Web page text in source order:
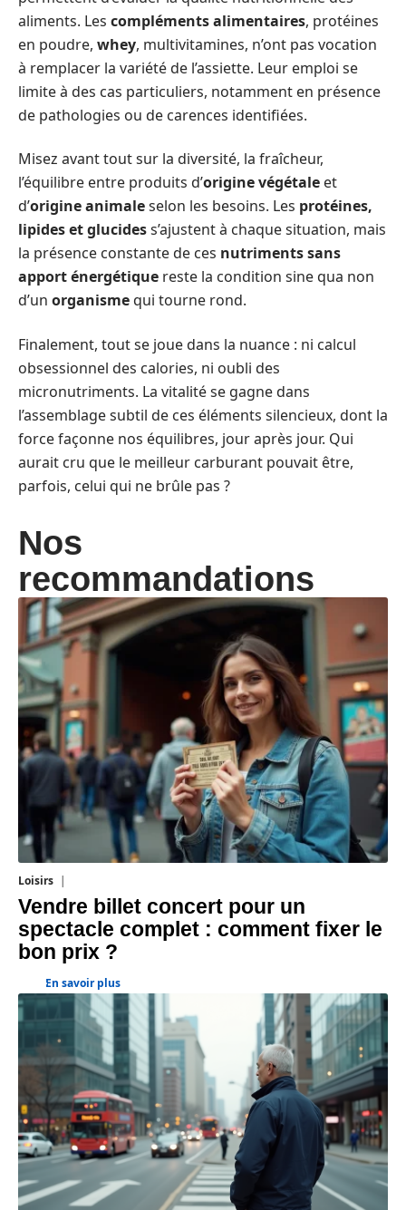
aliments. Les compléments alimentaires, protéines
en poudre, whey, multivitamines, n’ont pas vocation
à remplacer la variété de l’assiette. Leur emploi se
limite à des cas particuliers, notamment en présence
de pathologies ou de carences identifiées.
Misez avant tout sur la diversité, la fraîcheur,
l’équilibre entre produits d’origine végétale et
d’origine animaleselon les besoins. Les protéines,
lipides et glucidess’ajustent à chaque situation, mais
la présence constante de ces nutriments sans
apport énergétique reste la condition sine qua non
d’un organismequi tourne rond.
Finalement, tout se joue dans la nuance : ni calcul
obsessionnel des calories, ni oubli des
micronutriments. La vitalité se gagne dans
l’assemblage subtil de ces éléments silencieux, dont la
force façonne nos équilibres, jour après jour. Qui
aurait cru que le meilleur carburant pouvait être,
parfois, celui qui ne brûle pas ?
Nos
recommandations
Loisirs
Vendre billet concert pour un
spectacle complet : comment fixer le
bon prix ?
En savoir plus